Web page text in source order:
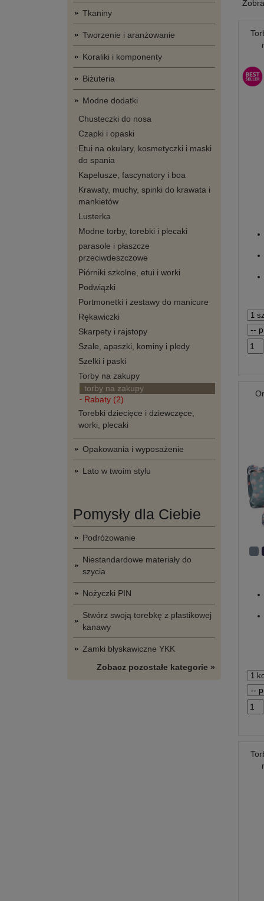
Tkaniny
Tworzenie i aranżowanie
Koraliki i komponenty
Biżuteria
Modne dodatki
Chusteczki do nosa
Czapki i opaski
Etui na okulary, kosmetyczki i maski
do spania
Kapelusze, fascynatory i boa
Krawaty, muchy, spinki do krawata i
mankietów
Lusterka
Modne torby, torebki i plecaki
parasole i płaszcze
przeciwdeszczowe
Piórniki szkolne, etui i worki
Podwiązki
Portmonetki i zestawy do manicure
Rękawiczki
Skarpety i rajstopy
Szale, apaszki, kominy i pledy
Szelki i paski
Torby na zakupy
torby na zakupy
Rabaty (2)
Torebki dziecięce i dziewczęce,
worki, plecaki
Opakowania i wyposażenie
Lato w twoim stylu
Pomysły dla Ciebie
Podróżowanie
Niestandardowe materiały do
szycia
Nożyczki PIN
Stwórz swoją torebkę z plastikowej
kanawy
Zamki błyskawiczne YKK
Zobacz pozostałe kategorie »